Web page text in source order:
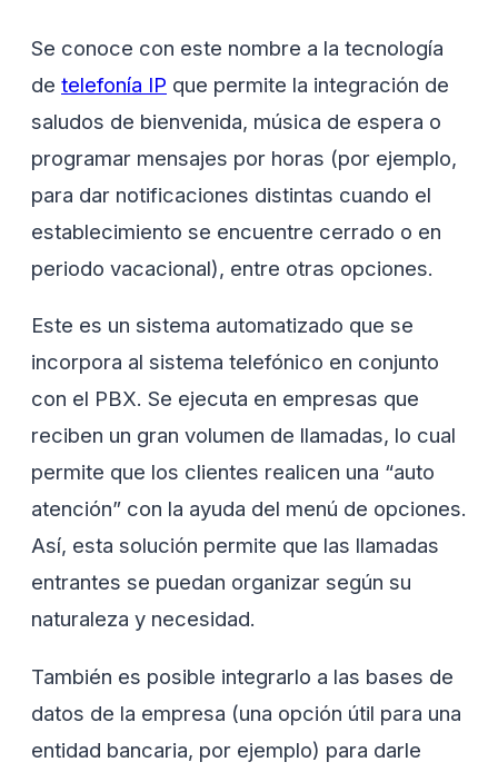
Se conoce con este nombre a la tecnología
de telefonía IP que permite la integración de
saludos de bienvenida, música de espera o
programar mensajes por horas (por ejemplo,
para dar notificaciones distintas cuando el
establecimiento se encuentre cerrado o en
periodo vacacional), entre otras opciones.
Este es un sistema automatizado que se
incorpora al sistema telefónico en conjunto
con el PBX. Se ejecuta en empresas que
reciben un gran volumen de llamadas, lo cual
permite que los clientes realicen una “auto
atención” con la ayuda del menú de opciones.
Así, esta solución permite que las llamadas
entrantes se puedan organizar según su
naturaleza y necesidad.
También es posible integrarlo a las bases de
datos de la empresa (una opción útil para una
entidad bancaria, por ejemplo) para darle